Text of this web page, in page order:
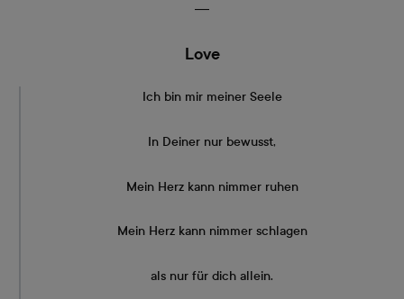
―
Love
Ich bin mir meiner Seele
In Deiner nur bewusst,
Mein Herz kann nimmer ruhen
Mein Herz kann nimmer schlagen
als nur für dich allein.